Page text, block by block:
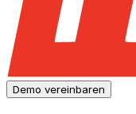
Demo vereinbaren